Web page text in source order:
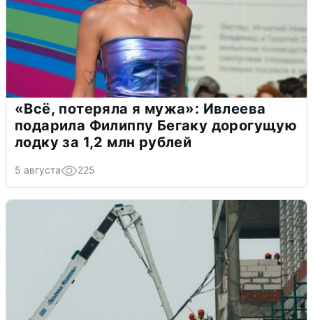
«Всё, потеряла я мужа»: Ивлеева
подарила Филиппу Бегаку дорогущую
лодку за 1,2 млн рублей
5 августа 225